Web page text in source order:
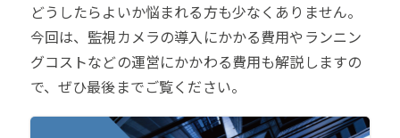
どうしたらよいか悩まれる方も少なくありません。
今回は、監視カメラの導入にかかる費用やランニン
グコストなどの運営にかかわる費用も解説しますの
で、ぜひ最後までご覧ください。